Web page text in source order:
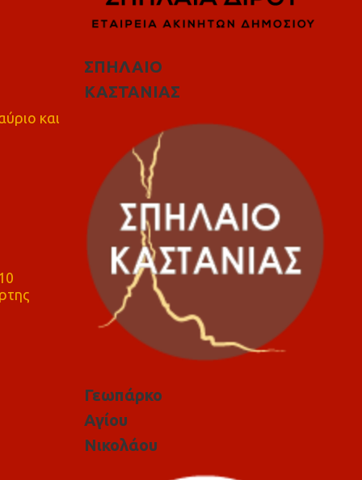
και
ΣΠΗΛΑΙΟ
ΚΑΣΤΑΝΙΑΣ
Γεωπάρκο
Αγίου
Νικολάου